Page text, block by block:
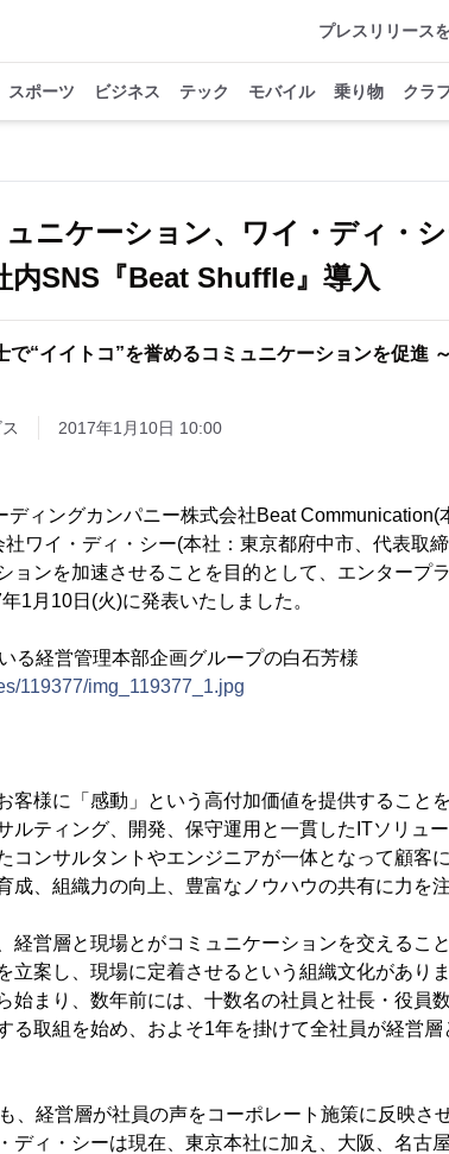
プレスリリース
スポーツ ビジネス テック モバイル 乗り物 クラ
ニケーション、ワイ・ディ・
内SNS『Beat Shuffle』導入
で“イイトコ”を誉めるコミュニケーションを促進 ～
2017年1月10日 10:00
ィングカンパニー株式会社Beat Communication(
ワイ・ディ・シー(本社：東京都府中市、代表取
ョンを加速させることを目的として、エンタープ
1月10日(火)に発表いたしました。
る経営管理本部企画グループの白石芳様
119377/img_119377_1.jpg
客様に「感動」という高付加価値を提供すること
ルティング、開発、保守運用と一貫したITソリュ
コンサルタントやエンジニアが一体となって顧客
成、組織力の向上、豊富なノウハウの共有に力を注
経営層と現場とがコミュニケーションを交えるこ
立案し、現場に定着させるという組織文化があり
始まり、数年前には、十数名の社員と社長・役員
る取組を始め、およそ1年を掛けて全社員が経営
、経営層が社員の声をコーポレート施策に反映さ
ディ・シーは現在、東京本社に加え、大阪、名古